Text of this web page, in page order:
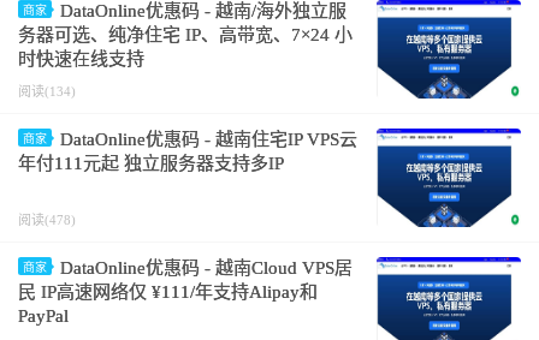
商家
DataOnline优惠码 - 越南/海外独立服
务器可选、纯净住宅 IP、高带宽、7×24 小
时快速在线支持
阅读(134)
商家
DataOnline优惠码 - 越南住宅IP VPS云
年付111元起 独立服务器支持多IP
阅读(478)
商家
DataOnline优惠码 - 越南Cloud VPS居
民 IP高速网络仅 ¥111/年支持Alipay和
PayPal